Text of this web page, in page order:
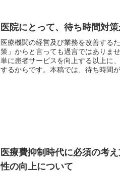
医院にとって、待ち時間対
医療機関の経営及び業務を改善する
策」からと言っても過言ではありま
単に患者サービスを向上する以上に
するからです。本稿では、待ち時間
医療費抑制時代に必須の考
性の向上について